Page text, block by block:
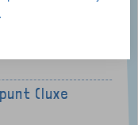
(luxe